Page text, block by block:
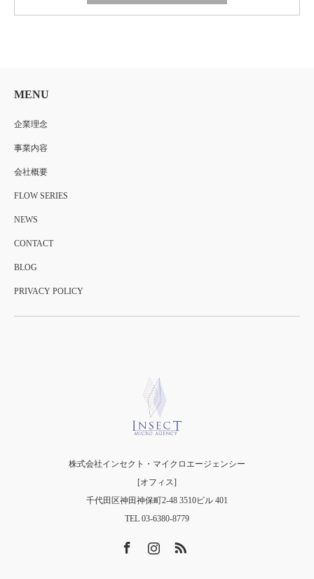
MENU
企業理念
事業内容
会社概要
FLOW SERIES
NEWS
CONTACT
BLOG
PRIVACY POLICY
株式会社インセクト・マイクロエージェンシー
[オフィス]
千代田区神田神保町2-48 3510ビル 401
TEL 03-6380-8779